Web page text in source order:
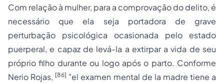
Com relação à mulher, para a comprovação do delito, é
necessário que ela seja portadora de grave
perturbação psicológica ocasionada pelo estado
puerperal, e capaz de levá-la a extirpar a vida de seu
próprio filho durante ou logo após o parto. Conforme
Nerio Rojas, [86] "el examen mental de la madre tiene a